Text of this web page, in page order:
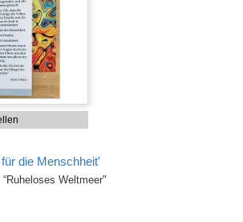
die Menschheit'
Weltmeer"